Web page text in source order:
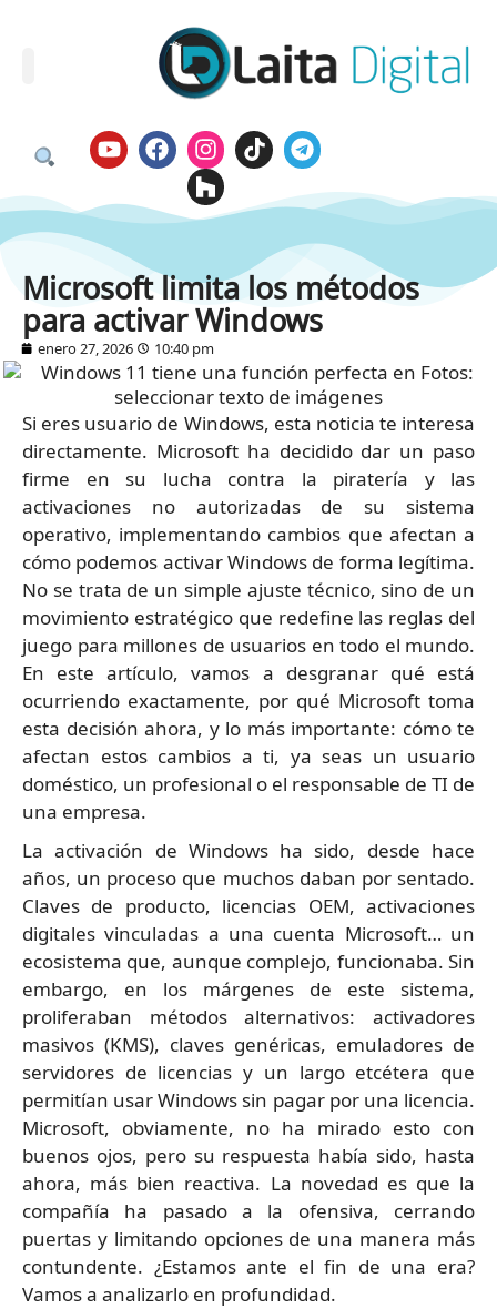
Microsoft limita los métodos
para activar Windows
enero 27, 2026 10:40 pm
Si eres usuario de Windows, esta noticia te interesa
directamente. Microsoft ha decidido dar un paso
firme en su lucha contra la piratería y las
activaciones no autorizadas de su sistema
operativo, implementando cambios que afectan a
cómo podemos activar Windows de forma legítima.
No se trata de un simple ajuste técnico, sino de un
movimiento estratégico que redefine las reglas del
juego para millones de usuarios en todo el mundo.
En este artículo, vamos a desgranar qué está
ocurriendo exactamente, por qué Microsoft toma
esta decisión ahora, y lo más importante: cómo te
afectan estos cambios a ti, ya seas un usuario
doméstico, un profesional o el responsable de TI de
una empresa.
La activación de Windows ha sido, desde hace
años, un proceso que muchos daban por sentado.
Claves de producto, licencias OEM, activaciones
digitales vinculadas a una cuenta Microsoft… un
ecosistema que, aunque complejo, funcionaba. Sin
embargo, en los márgenes de este sistema,
proliferaban métodos alternativos: activadores
masivos (KMS), claves genéricas, emuladores de
servidores de licencias y un largo etcétera que
permitían usar Windows sin pagar por una licencia.
Microsoft, obviamente, no ha mirado esto con
buenos ojos, pero su respuesta había sido, hasta
ahora, más bien reactiva. La novedad es que la
compañía ha pasado a la ofensiva, cerrando
puertas y limitando opciones de una manera más
contundente. ¿Estamos ante el fin de una era?
Vamos a analizarlo en profundidad.